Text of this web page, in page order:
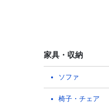
家具・収納
ソファ
椅子・チェア